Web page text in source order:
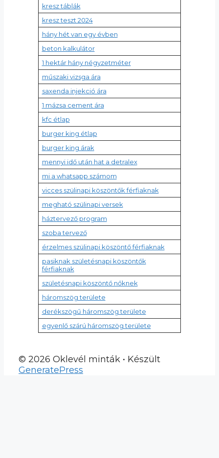
kresz táblák
kresz teszt 2024
hány hét van egy évben
beton kalkulátor
1 hektár hány négyzetméter
műszaki vizsga ára
saxenda injekció ára
1 mázsa cement ára
kfc étlap
burger king étlap
burger king árak
mennyi idő után hat a detralex
mi a whatsapp számom
vicces szülinapi köszöntők férfiaknak
megható szülinapi versek
háztervező program
szoba tervező
érzelmes szülinapi köszöntő férfiaknak
pasiknak születésnapi köszöntők
férfiaknak
születésnapi köszöntő nőknek
háromszög területe
derékszögű háromszög területe
egyenlő szárú háromszög területe
© 2026 Oklevél minták • Készült
GeneratePress